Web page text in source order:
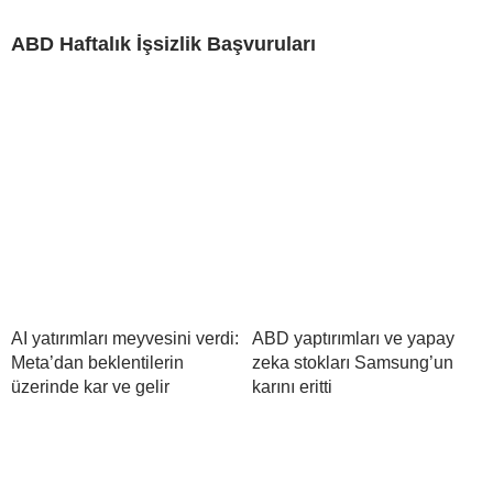
ABD Haftalık İşsizlik Başvuruları
AI yatırımları meyvesini verdi:
Meta’dan beklentilerin
üzerinde kar ve gelir
ABD yaptırımları ve yapay
zeka stokları Samsung’un
karını eritti